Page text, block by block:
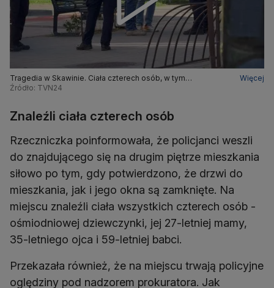
Tragedia w Skawinie. Ciała czterech osób, w tym
ośmiodniowej dziewczynki, w mieszkaniu
Więcej
Źródło: TVN24
Znaleźli ciała czterech osób
Rzeczniczka poinformowała, że policjanci weszli
do znajdującego się na drugim piętrze mieszkania
siłowo po tym, gdy potwierdzono, że drzwi do
mieszkania, jak i jego okna są zamknięte. Na
miejscu znaleźli ciała wszystkich czterech osób -
ośmiodniowej dziewczynki, jej 27-letniej mamy,
35-letniego ojca i 59-letniej babci.
Przekazała również, że na miejscu trwają policyjne
oględziny pod nadzorem prokuratora. Jak